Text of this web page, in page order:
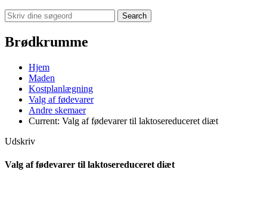
Search
Brødkrumme
Hjem
Maden
Kostplanlægning
Valg af fødevarer
Andre skemaer
Current: Valg af fødevarer til laktosereduceret diæt
Udskriv
Valg af fødevarer til laktosereduceret diæt